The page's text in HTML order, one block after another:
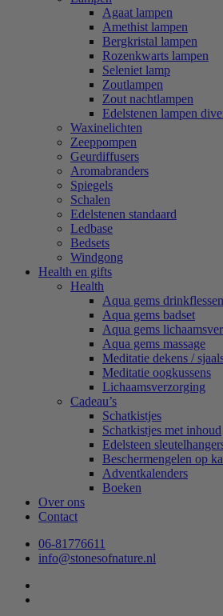
Agaat lampen
Amethist lampen
Bergkristal lampen
Rozenkwarts lampen
Seleniet lamp
Zoutlampen
Zout nachtlampen
Edelstenen lampen
Waxinelichten
Zeeppompen
Geurdiffusers
Aromabranders
Spiegels
Schalen
Edelstenen standaard
Ledbase
Bedsets
Windgong
Health en gifts
Health
Aqua gems drinkflessen
Aqua gems badset
Aqua gems
Aqua gems massage
Meditatie dekens /
Meditatie oogkussens
Lichaamsverzorging
Cadeau’s
Schatkistjes
Schatkistjes met inhoud
Edelsteen
Beschermengelen op
Adventkalenders
Boeken
Over ons
Contact
06-81776611
info@stonesofnature.nl